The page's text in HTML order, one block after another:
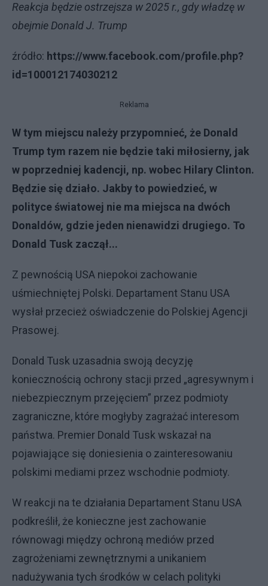
Reakcja będzie ostrzejsza w 2025 r., gdy władzę w
obejmie Donald J. Trump
źródło: https://www.facebook.com/profile.php?
id=100012174030212
Reklama
W tym miejscu należy przypomnieć, że Donald
Trump tym razem nie będzie taki miłosierny, jak
w poprzedniej kadencji, np. wobec Hilary Clinton.
Będzie się działo. Jakby to powiedzieć, w
polityce światowej nie ma miejsca na dwóch
Donaldów, gdzie jeden nienawidzi drugiego. To
Donald Tusk zaczął...
Z pewnością USA niepokoi zachowanie
uśmiechniętej Polski. Departament Stanu USA
wysłał przecież oświadczenie do Polskiej Agencji
Prasowej.
Donald Tusk uzasadnia swoją decyzję
koniecznością ochrony stacji przed „agresywnym i
niebezpiecznym przejęciem” przez podmioty
zagraniczne, które mogłyby zagrażać interesom
państwa. Premier Donald Tusk wskazał na
pojawiające się doniesienia o zainteresowaniu
polskimi mediami przez wschodnie podmioty.
W reakcji na te działania Departament Stanu USA
podkreślił, że konieczne jest zachowanie
równowagi między ochroną mediów przed
zagrożeniami zewnętrznymi a unikaniem
nadużywania tych środków w celach polityki